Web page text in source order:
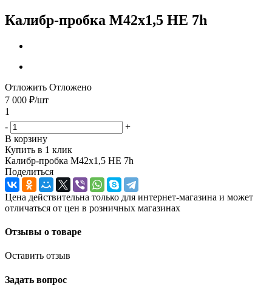
Калибр-пробка М42х1,5 НЕ 7h
Отложить Отложено
7 000 ₽/шт
1
-
+
В корзину
Купить в 1 клик
Калибр-пробка М42х1,5 НЕ 7h
Поделиться
Цена действительна только для интернет-магазина и может
отличаться от цен в розничных магазинах
Отзывы о товаре
Оставить отзыв
Задать вопрос